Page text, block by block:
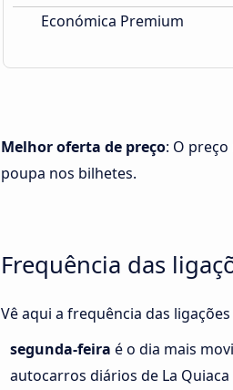
Económica Premium
Melhor oferta de preço: O
poupa nos bilhetes.
Frequência das
Vê aqui a frequência das
segunda-feira é o dia mais
autocarros diários de La Quiaca